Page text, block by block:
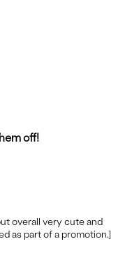
off!
overall very cute and
as part of a promotion.]